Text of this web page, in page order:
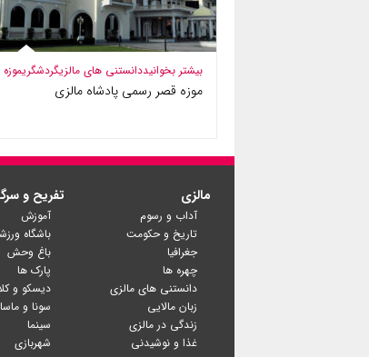
بیشتر بخوانیددانستنی های مالزیگردشگریموزه
موزه قصر رسمی پادشاه مالزی
مالزی
آداب و رسوم
تاریخ و حکومت
جغرافیا
چهره ها
دانستنی های مالزی
زبان مالایی
زندگی در مالزی
غذا و نوشیدنی
تفریح و
آموزش
باشگاه
باغ وحش
پارک ها
دیسکو و
سونا و
سینما
شهربازی